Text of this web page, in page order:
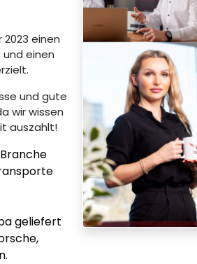
einen
einen
und gute
wir wissen
auszahlt!
geliefert